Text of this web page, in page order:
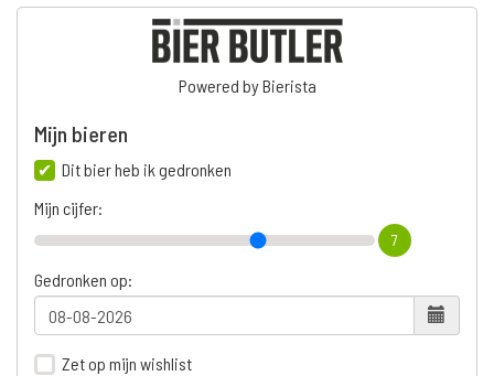
Powered by Bierista
Mijn bieren
Dit bier heb ik gedronken
Mijn cijfer:
7
Gedronken op:
Zet op mijn wishlist